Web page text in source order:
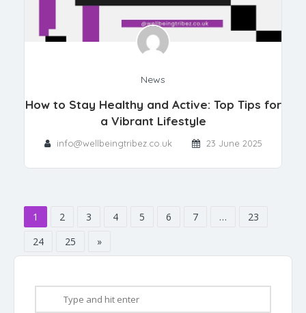
News
How to Stay Healthy and Active: Top Tips for
a Vibrant Lifestyle
info@wellbeingtribez.co.uk 23 June 2025
1 2 3 4 5 6 7 …
23
24
25 »